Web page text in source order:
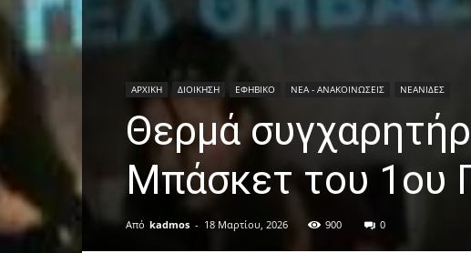
ΑΡΧΙΚΗ ΔΙΟΙΚΗΣΗ ΕΦΗΒΙΚΟ ΝΕΑ - ΑΝΑΚΟΙΝΩΣΕΙΣ ΝΕΑΝΙΔΕΣ
Θερμά
Μπάσκετ του 1ου
Από kadmos - 18 Μαρτίου, 2026 900 0